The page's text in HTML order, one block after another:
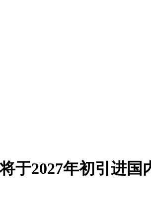
于2027年初引进国